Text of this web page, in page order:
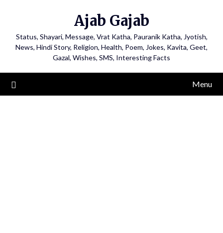
Ajab Gajab
Status, Shayari, Message, Vrat Katha, Pauranik Katha, Jyotish,
News, Hindi Story, Religion, Health, Poem, Jokes, Kavita, Geet,
Gazal, Wishes, SMS, Interesting Facts
Menu